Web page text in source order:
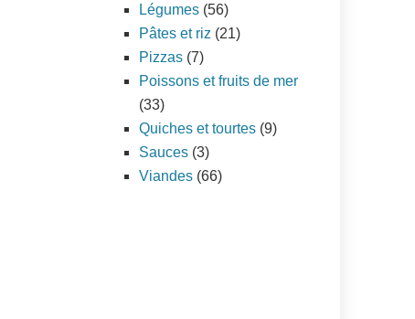
Légumes (56)
Pâtes et riz (21)
Pizzas (7)
Poissons et fruits de mer
(33)
Quiches et tourtes (9)
Sauces (3)
Viandes (66)